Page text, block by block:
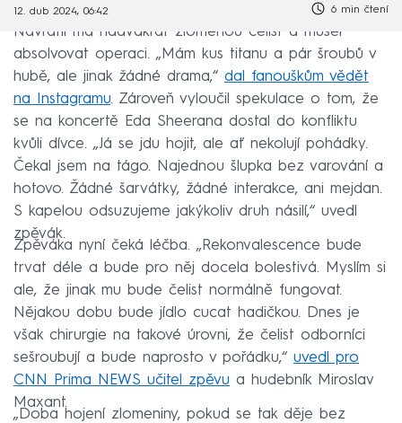
12. dub 2024, 06:42 6 min čtení
Navrátil má nadvakrát zlomenou čelist a musel
absolvovat operaci. „Mám kus titanu a pár šroubů v
hubě, ale jinak žádné drama,“ dal fanouškům vědět
na Instagramu. Zároveň vyloučil spekulace o tom, že
se na koncertě Eda Sheerana dostal do konfliktu
kvůli dívce. „Já se jdu hojit, ale ať nekolují pohádky.
Čekal jsem na tágo. Najednou šlupka bez varování a
hotovo. Žádné šarvátky, žádné interakce, ani mejdan.
S kapelou odsuzujeme jakýkoliv druh násilí,“ uvedl
zpěvák.
Zpěváka nyní čeká léčba. „Rekonvalescence bude
trvat déle a bude pro něj docela bolestivá. Myslím si
ale, že jinak mu bude čelist normálně fungovat.
Nějakou dobu bude jídlo cucat hadičkou. Dnes je
však chirurgie na takové úrovni, že čelist odborníci
sešroubují a bude naprosto v pořádku,“ uvedl pro
CNN Prima NEWS učitel zpěvu a hudebník Miroslav
Maxant.
„Doba hojení zlomeniny, pokud se tak děje bez